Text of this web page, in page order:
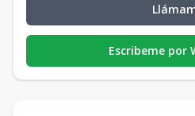
Escribeme por